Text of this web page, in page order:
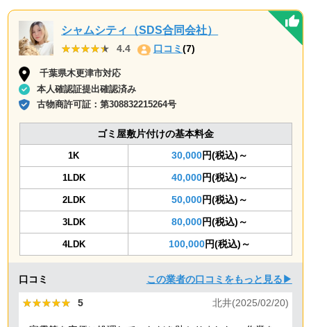
シャムシティ（SDS合同会社）
★★★★★
★★★★★ 4.4 口コミ(7)
千葉県木更津市対応
本人確認証提出確認済み
古物商許可証：第308832215264号
ゴミ屋敷片付けの基本料金
1K 30,000円(税込)～
1LDK 40,000円(税込)～
2LDK 50,000円(税込)～
3LDK 80,000円(税込)～
4LDK 100,000円(税込)～
口コミ この業者の口コミをもっと見る▶
★★★★★
★★★★★ 5 北井(2025/02/20)